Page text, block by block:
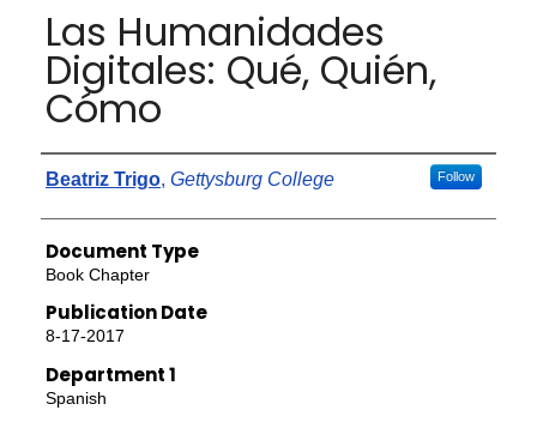
Las Humanidades
Digitales: Qué, Quién,
Cómo
Authors
Beatriz Trigo, Gettysburg College Follow
Document Type
Book Chapter
Publication Date
8-17-2017
Department 1
Spanish